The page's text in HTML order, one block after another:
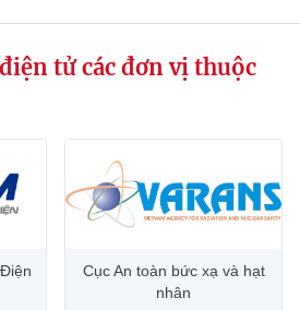
tử các đơn vị thuộc
Cục An toàn bức xạ và hạt
nhân